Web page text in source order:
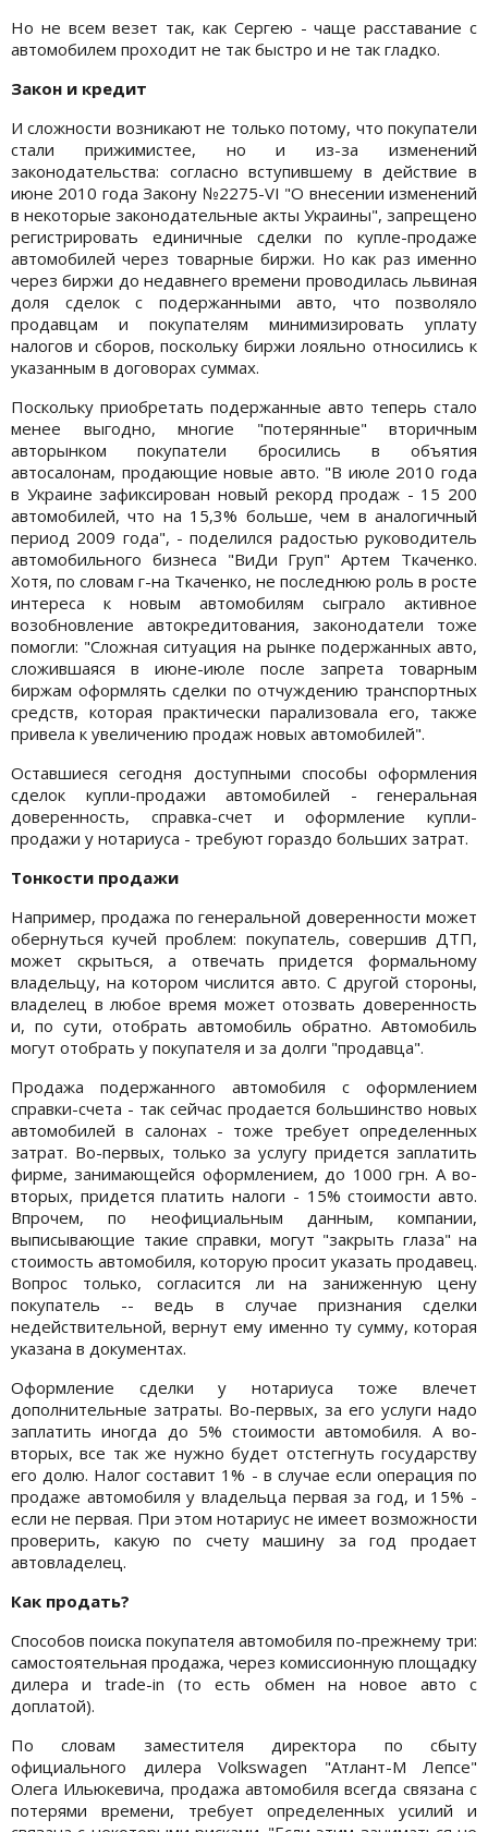
Но не всем везет так, как Сергею - чаще расставание с
автомобилем проходит не так быстро и не так гладко.
Закон и кредит
И сложности возникают не только потому, что покупатели
стали прижимистее, но и из-за изменений
законодательства: согласно вступившему в действие в
июне 2010 года Закону №2275-VI "О внесении изменений
в некоторые законодательные акты Украины", запрещено
регистрировать единичные сделки по купле-продаже
автомобилей через товарные биржи. Но как раз именно
через биржи до недавнего времени проводилась львиная
доля сделок с подержанными авто, что позволяло
продавцам и покупателям минимизировать уплату
налогов и сборов, поскольку биржи лояльно относились к
указанным в договорах суммах.
Поскольку приобретать подержанные авто теперь стало
менее выгодно, многие "потерянные" вторичным
авторынком покупатели бросились в объятия
автосалонам, продающие новые авто. "В июле 2010 года
в Украине зафиксирован новый рекорд продаж - 15 200
автомобилей, что на 15,3% больше, чем в аналогичный
период 2009 года", - поделился радостью руководитель
автомобильного бизнеса "ВиДи Груп" Артем Ткаченко.
Хотя, по словам г-на Ткаченко, не последнюю роль в росте
интереса к новым автомобилям сыграло активное
возобновление автокредитования, законодатели тоже
помогли: "Сложная ситуация на рынке подержанных авто,
сложившаяся в июне-июле после запрета товарным
биржам оформлять сделки по отчуждению транспортных
средств, которая практически парализовала его, также
привела к увеличению продаж новых автомобилей".
Оставшиеся сегодня доступными способы оформления
сделок купли-продажи автомобилей - генеральная
доверенность, справка-счет и оформление купли-
продажи у нотариуса - требуют гораздо больших затрат.
Тонкости продажи
Например, продажа по генеральной доверенности может
обернуться кучей проблем: покупатель, совершив ДТП,
может скрыться, а отвечать придется формальному
владельцу, на котором числится авто. С другой стороны,
владелец в любое время может отозвать доверенность
и, по сути, отобрать автомобиль обратно. Автомобиль
могут отобрать у покупателя и за долги "продавца".
Продажа подержанного автомобиля с оформлением
справки-счета - так сейчас продается большинство новых
автомобилей в салонах - тоже требует определенных
затрат. Во-первых, только за услугу придется заплатить
фирме, занимающейся оформлением, до 1000 грн. А во-
вторых, придется платить налоги - 15% стоимости авто.
Впрочем, по неофициальным данным, компании,
выписывающие такие справки, могут "закрыть глаза" на
стоимость автомобиля, которую просит указать продавец.
Вопрос только, согласится ли на заниженную цену
покупатель -- ведь в случае признания сделки
недействительной, вернут ему именно ту сумму, которая
указана в документах.
Оформление сделки у нотариуса тоже влечет
дополнительные затраты. Во-первых, за его услуги надо
заплатить иногда до 5% стоимости автомобиля. А во-
вторых, все так же нужно будет отстегнуть государству
его долю. Налог составит 1% - в случае если операция по
продаже автомобиля у владельца первая за год, и 15% -
если не первая. При этом нотариус не имеет возможности
проверить, какую по счету машину за год продает
автовладелец.
Как продать?
Способов поиска покупателя автомобиля по-прежнему три:
самостоятельная продажа, через комиссионную площадку
дилера и trade-in (то есть обмен на новое авто с
доплатой).
По словам заместителя директора по сбыту
официального дилера Volkswagen "Атлант-М Лепсе"
Олега Ильюкевича, продажа автомобиля всегда связана с
потерями времени, требует определенных усилий и